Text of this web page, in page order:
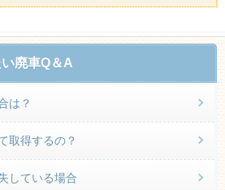
廃車Q＆A
は？
取得するの？
している場合